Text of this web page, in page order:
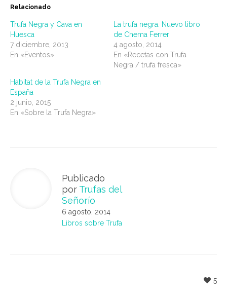
Relacionado
Trufa Negra y Cava en
Huesca
7 diciembre, 2013
En «Eventos»
La trufa negra. Nuevo libro
de Chema Ferrer
4 agosto, 2014
En «Recetas con Trufa
Negra / trufa fresca»
Habitat de la Trufa Negra en
España
2 junio, 2015
En «Sobre la Trufa Negra»
Publicado
por Trufas del
Señorío
6 agosto, 2014
Libros sobre Trufa
5